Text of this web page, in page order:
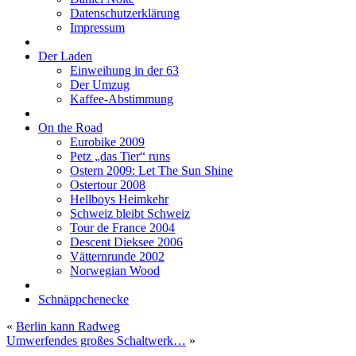
Datenschutzerklärung
Impressum
Der Laden
Einweihung in der 63
Der Umzug
Kaffee-Abstimmung
On the Road
Eurobike 2009
Petz „das Tier“ runs
Ostern 2009: Let The Sun Shine
Ostertour 2008
Hellboys Heimkehr
Schweiz bleibt Schweiz
Tour de France 2004
Descent Dieksee 2006
Vätternrunde 2002
Norwegian Wood
Schnäppchenecke
« Berlin kann Radweg
Umwerfendes großes Schaltwerk… »